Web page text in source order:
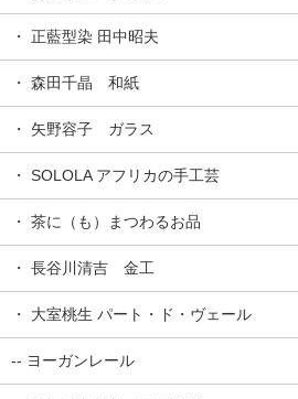
・ 正藍型染 田中昭夫
・ 森田千晶 和紙
・ 矢野容子 ガラス
・ SOLOLA アフリカの手工芸
・ 茶に（も）まつわるお品
・ 長谷川清吉 金工
・ 大室桃生 パート・ド・ヴェール
-- ヨーガンレール